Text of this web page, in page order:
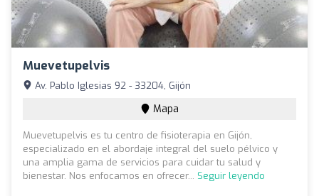
Muevetupelvis
Av. Pablo Iglesias 92 - 33204, Gijón
Mapa
Muevetupelvis es tu centro de fisioterapia en Gijón,
especializado en el abordaje integral del suelo pélvico y
una amplia gama de servicios para cuidar tu salud y
bienestar. Nos enfocamos en ofrecer... Seguir leyendo